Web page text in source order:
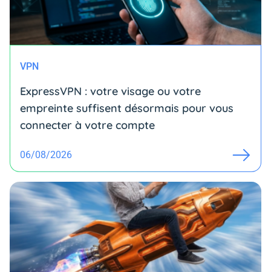
VPN
ExpressVPN : votre visage ou votre
empreinte suffisent désormais pour vous
connecter à votre compte
06/08/2026